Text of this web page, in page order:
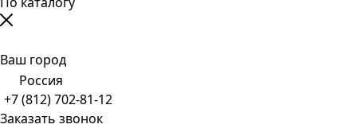
Ваш город
Россия
+7 (812) 702-81-12
Заказать звонок